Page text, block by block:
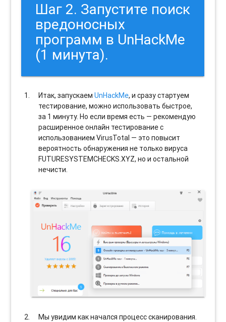
Шаг 2. Запустите поиск
вредоносных
программ в UnHackMe
(1 минута).
Итак, запускаемUnHackMe, и сразу стартуем
тестирование, можно использовать быстрое,
за 1 минуту. Но если время есть — рекомендую
расширенное онлайн тестирование с
использованием VirusTotal — это повысит
вероятность обнаружения не только вируса
FUTURESYSTEMCHECKS.XYZ, но и остальной
нечисти.
Мы увидим как начался процесс сканирования.